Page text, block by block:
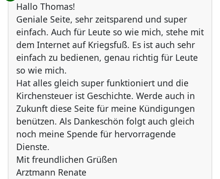
Hallo Thomas!
Geniale Seite, sehr zeitsparend und super
einfach. Auch für Leute so wie mich, stehe mit
dem Internet auf Kriegsfuß. Es ist auch sehr
einfach zu bedienen, genau richtig für Leute
so wie mich.
Hat alles gleich super funktioniert und die
Kirchensteuer ist Geschichte. Werde auch in
Zukunft diese Seite für meine Kündigungen
benützen. Als Dankeschön folgt auch gleich
noch meine Spende für hervorragende
Dienste.
Mit freundlichen Grüßen
Arztmann Renate